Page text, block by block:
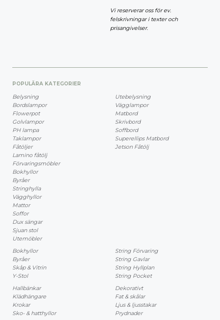
Vi reserverar oss för ev.
felskrivningar i texter och
prisangivelser.
POPULÄRA KATEGORIER
Belysning
Bordslampor
Flowerpot
Golvlampor
PH lampa
Taklampor
Fåtöljer
Lamino fåtölj
Förvaringsmöbler
Bokhyllor
Byråer
Stringhylla
Vägghyllor
Mattor
Soffor
Dux sängar
Sjuan stol
Utemöbler
Utebelysning
Vägglampor
Matbord
Skrivbord
Soffbord
Superellips Matbord
Jetson Fåtölj
Bokhyllor
Byråer
Skåp & Vitrin
Y-Stol
String Förvaring
String Gavlar
String Hyllplan
String Pocket
Hallbänkar
Klädhängare
Krokar
Sko- & hatthyllor
Dekorativt
Fat & skålar
Ljus & ljusstakar
Prydnader